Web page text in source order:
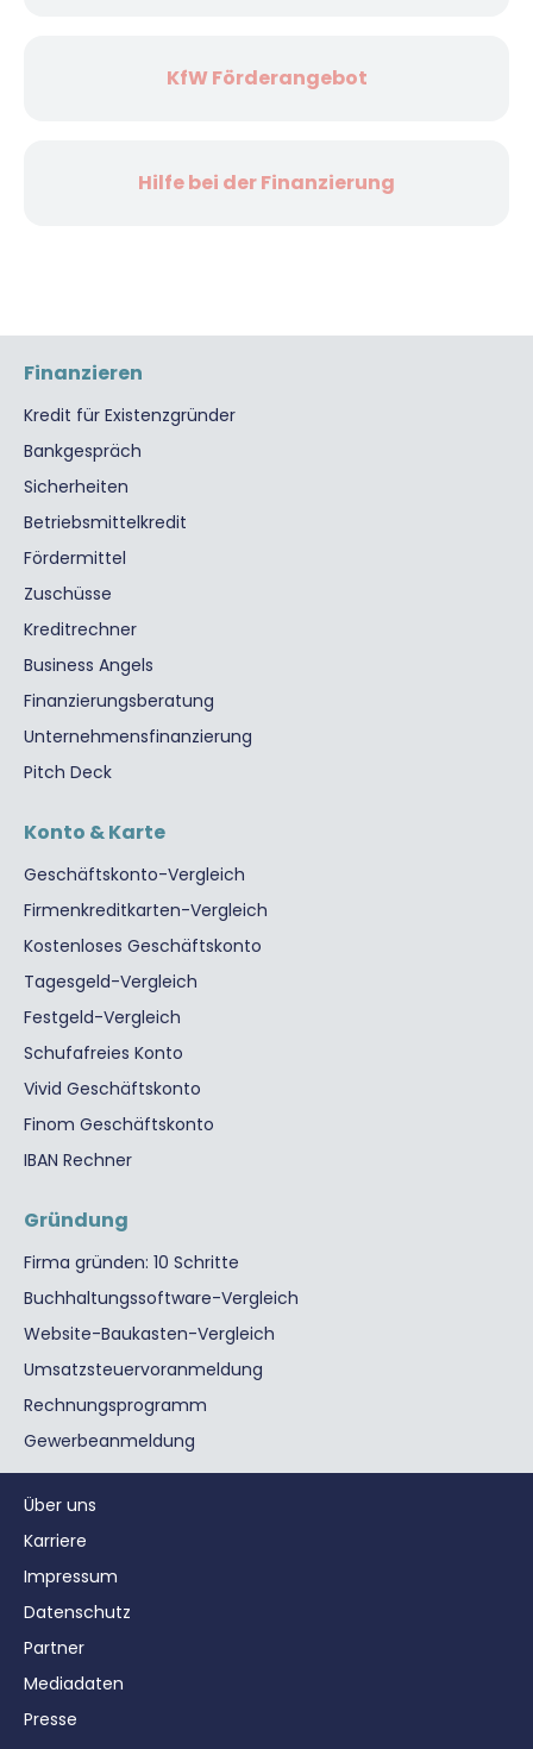
KfW Förderangebot
Hilfe bei der Finanzierung
Finanzieren
Kredit für Existenzgründer
Bankgespräch
Sicherheiten
Betriebsmittelkredit
Fördermittel
Zuschüsse
Kreditrechner
Business Angels
Finanzierungsberatung
Unternehmensfinanzierung
Pitch Deck
Konto & Karte
Geschäftskonto-Vergleich
Firmenkreditkarten-Vergleich
Kostenloses Geschäftskonto
Tagesgeld-Vergleich
Festgeld-Vergleich
Schufafreies Konto
Vivid Geschäftskonto
Finom Geschäftskonto
IBAN Rechner
Gründung
Firma gründen: 10 Schritte
Buchhaltungssoftware-Vergleich
Website-Baukasten-Vergleich
Umsatzsteuervoranmeldung
Rechnungsprogramm
Gewerbeanmeldung
Über uns
Karriere
Impressum
Datenschutz
Partner
Mediadaten
Presse